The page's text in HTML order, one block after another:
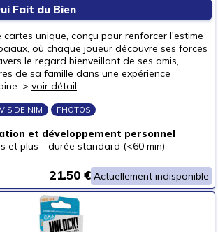
Fait du Bien
cartes unique, conçu pour renforcer l'estime
où chaque joueur découvre ses forces
le regard bienveillant de ses amis,
de sa famille dans une expérience
> voir détail
DE NIM PHOTOS
et développement personnel
et plus - durée standard (<60 min)
Actuellement indisponible
21.50 €